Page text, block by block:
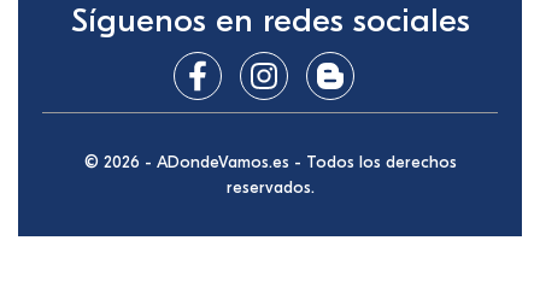
Síguenos en redes sociales
© 2026 - ADondeVamos.es - Todos los derechos
reservados.